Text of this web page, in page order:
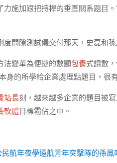
力施加跟把持桿的垂直關系題目
度間隙測試儀交付那天，史磊和孫
法變革為便捷的數顯包養式讀數
身的所學給企業處理點題目，很
站長刻，越來越多企業的題目被
軟體目標霸佔之中。
航年夜學遠航青年突擊隊的孫